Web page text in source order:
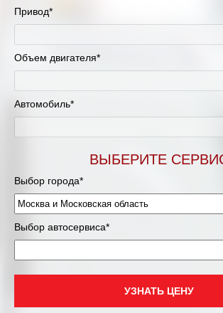
Липецк
Муравленко
Нижневартовск
Новосибирск
Одинцово
Привод*
Объем двигателя*
Автомобиль*
ВЫБЕРИТЕ
Выбор города*
Выбор автосервиса*
УЗНАТЬ ЦЕНУ